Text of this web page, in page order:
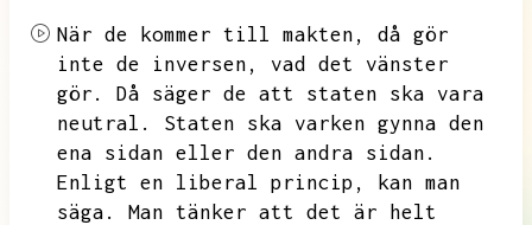
När de kommer till makten,
då gör
inte de inversen,
vad det vänster
gör.
Då säger de att staten ska vara
neutral.
Staten ska varken gynna den
ena sidan eller den andra sidan.
Enligt en liberal princip,
kan man
säga.
Man tänker att det är helt